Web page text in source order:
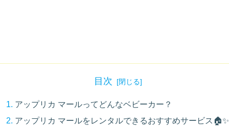
目次
アップリカ マールってどんなベビーカー？
アップリカ マールをレンタルできるおすすめサービス🏠✨